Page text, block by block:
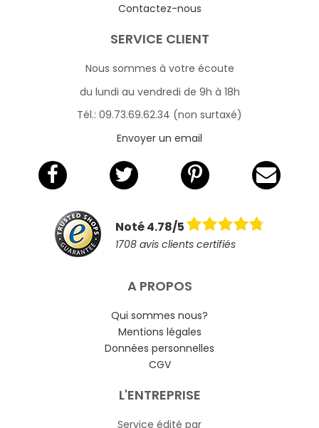
Contactez-nous
SERVICE CLIENT
Nous sommes à votre écoute
du lundi au vendredi de 9h à 18h
Tél.: 09.73.69.62.34 (non surtaxé)
Envoyer un email
Noté 4.78/5
1708 avis clients certifiés
A PROPOS
Qui sommes nous?
Mentions légales
Données personnelles
CGV
L'ENTREPRISE
Service édité par